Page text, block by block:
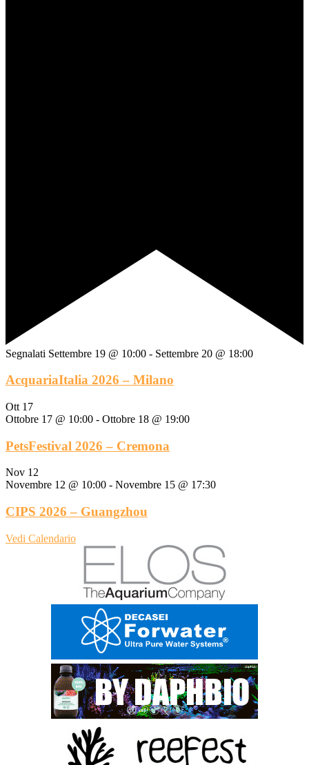
Segnalati Settembre 19 @ 10:00 - Settembre 20 @ 18:00
AcquariaItalia 2026 – Milano
Ott 17
Ottobre 17 @ 10:00 - Ottobre 18 @ 19:00
PetsFestival 2026 – Cremona
Nov 12
Novembre 12 @ 10:00 - Novembre 15 @ 17:30
CIPS 2026 – Guangzhou
Vedi Calendario